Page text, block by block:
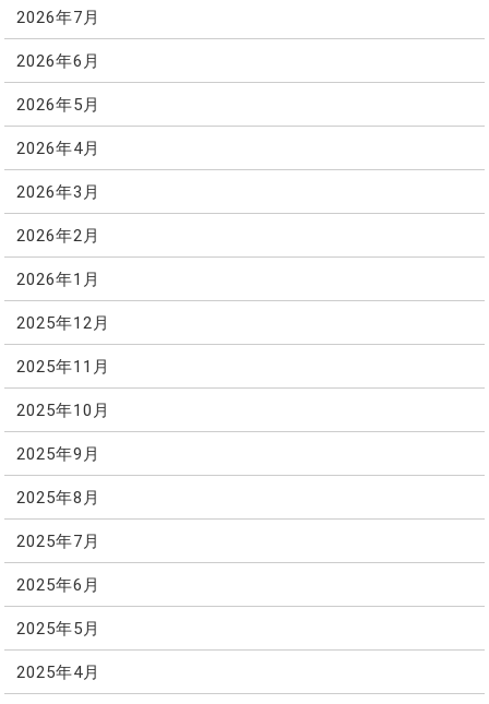
2026年7月
2026年6月
2026年5月
2026年4月
2026年3月
2026年2月
2026年1月
2025年12月
2025年11月
2025年10月
2025年9月
2025年8月
2025年7月
2025年6月
2025年5月
2025年4月